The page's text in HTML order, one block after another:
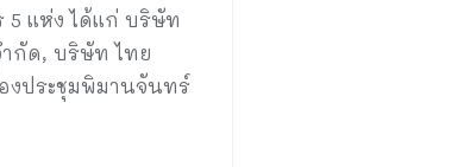
5 แห่ง ได้แก่ บริษัท
กัด, บริษัท ไทย
งประชุมพิมานจันทร์